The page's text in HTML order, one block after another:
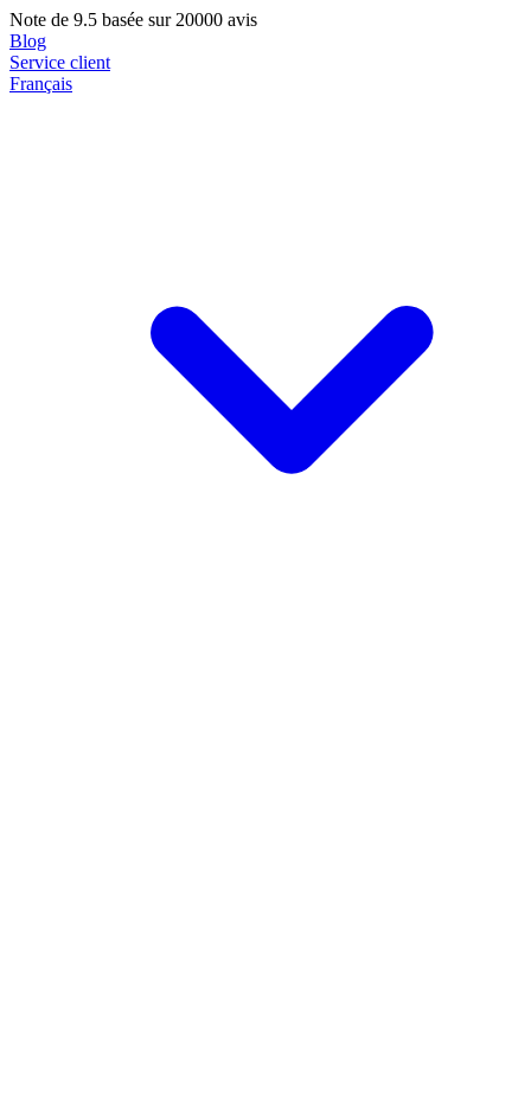
Note de 9.5 basée sur 20000 avis
Blog
Service client
Français